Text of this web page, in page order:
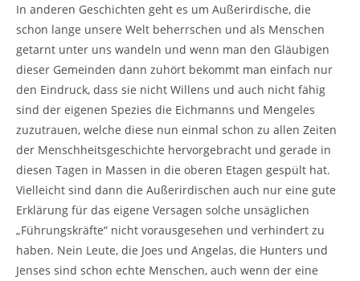
In anderen Geschichten geht es um Außerirdische, die
schon lange unsere Welt beherrschen und als Menschen
getarnt unter uns wandeln und wenn man den Gläubigen
dieser Gemeinden dann zuhört bekommt man einfach nur
den Eindruck, dass sie nicht Willens und auch nicht fähig
sind der eigenen Spezies die Eichmanns und Mengeles
zuzutrauen, welche diese nun einmal schon zu allen Zeiten
der Menschheitsgeschichte hervorgebracht und gerade in
diesen Tagen in Massen in die oberen Etagen gespült hat.
Vielleicht sind dann die Außerirdischen auch nur eine gute
Erklärung für das eigene Versagen solche unsäglichen
„Führungskräfte“ nicht vorausgesehen und verhindert zu
haben. Nein Leute, die Joes und Angelas, die Hunters und
Jenses sind schon echte Menschen, auch wenn der eine